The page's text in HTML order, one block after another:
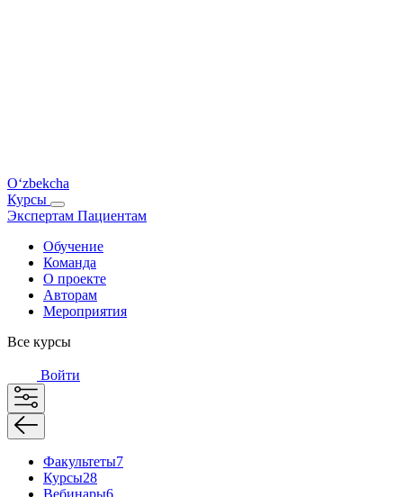
O‘zbekcha
Курсы
Экспертам Пациентам
Обучение
Команда
О проекте
Авторам
Мероприятия
Все курсы
Войти
Факультеты7
Курсы28
Вебинары6